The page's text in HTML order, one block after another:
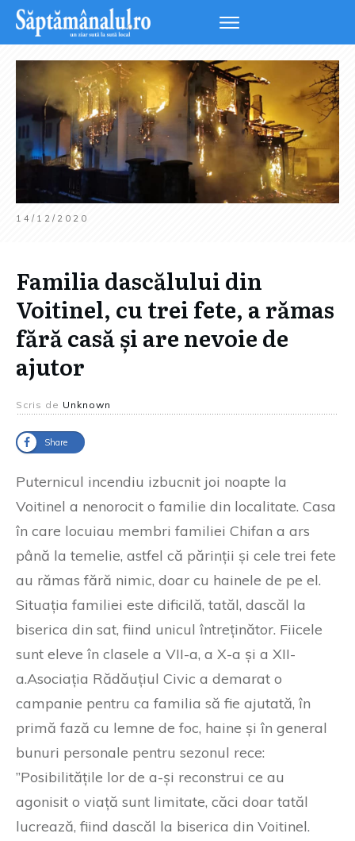
14/12/2020
Familia dascălului din
Voitinel, cu trei fete, a rămas
fără casă și are nevoie de
ajutor
Scris de Unknown
Share
Puternicul incendiu izbucnit joi noapte la
Voitinel a nenorocit o familie din localitate. Casa
în care locuiau membri familiei Chifan a ars
până la temelie, astfel că părinții și cele trei fete
au rămas fără nimic, doar cu hainele de pe el.
Situația familiei este dificilă, tatăl, dascăl la
biserica din sat, fiind unicul întreținător. Fiicele
sunt eleve în clasele a VII-a, a X-a și a XII-
a.Asociația Rădăuțiul Civic a demarat o
campanie pentru ca familia să fie ajutată, în
primă fază cu lemne de foc, haine și în general
bunuri personale pentru sezonul rece:
”Posibilitățile lor de a-și reconstrui ce au
agonisit o viață sunt limitate, căci doar tatăl
lucrează, fiind dascăl la biserica din Voitinel.